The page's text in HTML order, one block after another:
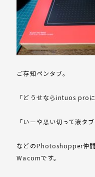
ご存知ペンタブ。
「どうせならintuos proに
「いーや思い切って液タブ
などのPhotoshopper仲
Wacomです。